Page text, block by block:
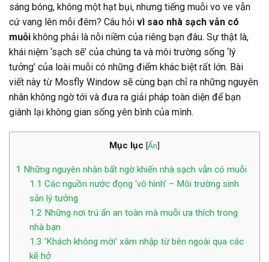
sáng bóng, không một hạt bụi, nhưng tiếng muỗi vo ve vẫn
cứ vang lên mỗi đêm? Câu hỏi vì sao nhà sạch vẫn có
muỗi không phải là nỗi niềm của riêng bạn đâu. Sự thật là,
khái niệm ‘sạch sẽ’ của chúng ta và môi trường sống ‘lý
tưởng’ của loài muỗi có những điểm khác biệt rất lớn. Bài
viết này từ Mosfly Window sẽ cùng bạn chỉ ra những nguyên
nhân không ngờ tới và đưa ra giải pháp toàn diện để bạn
giành lại không gian sống yên bình của mình.
Mục lục [Ẩn]
1 Những nguyên nhân bất ngờ khiến nhà sạch vẫn có muỗi
1.1 Các nguồn nước đọng ‘vô hình’ – Môi trường sinh
sản lý tưởng
1.2 Những nơi trú ẩn an toàn mà muỗi ưa thích trong
nhà bạn
1.3 ‘Khách không mời’ xâm nhập từ bên ngoài qua các
kẽ hở